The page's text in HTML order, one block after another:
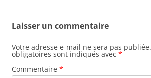
Laisser un commentaire
Votre adresse e-mail ne sera pas publiée.
obligatoires sont indiqués avec *
Commentaire *